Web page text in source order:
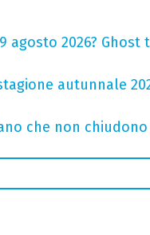
agosto 2026?
autunnale
che non